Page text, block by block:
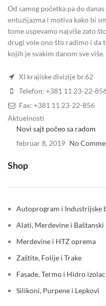
Od samog početka pa do
entuzijazma i motiva kako bi
tome uspevamo najviše zato
drugi vole ono što radimo i da
kojih je svakim danom sve više.
XI krajiske divizije br.62
Telefon: +381 11 23-22-
Fax: +381 11 23-22-856
Aktuelnosti
Novi sajt počeo sa radom
februar 8, 2019 No
Shop
Autoprogram i Industrijske
Alati, Merdevine i Baštanski
Merdevine i HTZ oprema
Zaštite, Folije i Trake
Fasade, Termo i Hidro
Silikoni, Purpene i Lepkovi